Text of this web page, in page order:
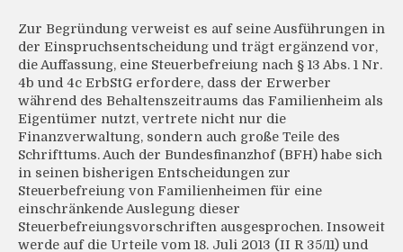
Zur Begründung verweist es auf seine Ausführungen in
der Einspruchsentscheidung und trägt ergänzend vor,
die Auffassung, eine Steuerbefreiung nach § 13 Abs. 1 Nr.
4b und 4c ErbStG erfordere, dass der Erwerber
während des Behaltenszeitraums das Familienheim als
Eigentümer nutzt, vertrete nicht nur die
Finanzverwaltung, sondern auch große Teile des
Schrifttums. Auch der Bundesfinanzhof (BFH) habe sich
in seinen bisherigen Entscheidungen zur
Steuerbefreiung von Familienheimen für eine
einschränkende Auslegung dieser
Steuerbefreiungsvorschriften ausgesprochen. Insoweit
werde auf die Urteile vom 18. Juli 2013 (II R 35/11) und